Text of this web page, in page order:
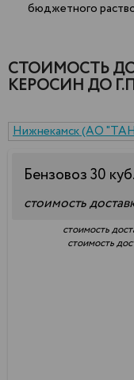
бюджетного
СТОИМОСТЬ
КЕРОСИН ДО
Нижнекамск (АО
Бензовоз30 куб.
стоимость
стоимость
стоимость